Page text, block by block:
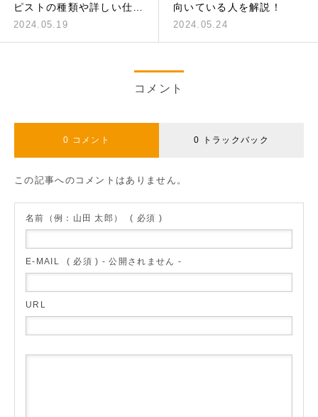
ピストの種類や詳しい仕事
内容までご紹介！
2024.05.19
向いている人を解説！
2024.05.24
コメント
0 コメント 0 トラックバック
この記事へのコメントはありません。
名前（例：山田 太郎） ( 必須 )
E-MAIL ( 必須 ) - 公開されません -
URL